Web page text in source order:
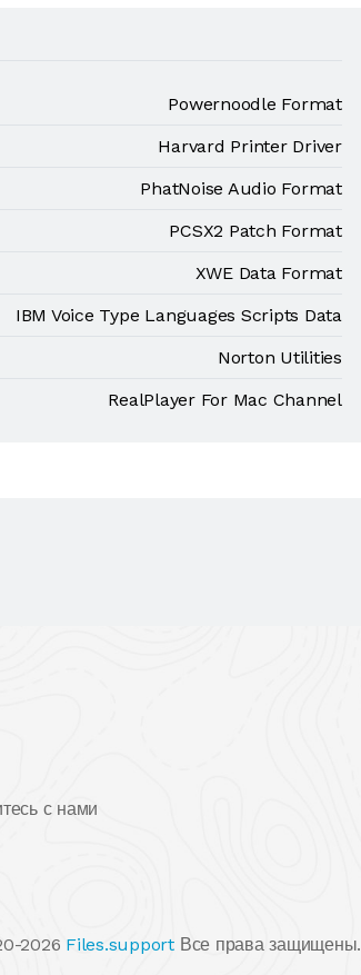
Powernoodle Format
Harvard Printer Driver
PhatNoise Audio Format
PCSX2 Patch Format
XWE Data Format
IBM Voice Type Languages Scripts Data
Norton Utilities
RealPlayer For Mac Channel
с нами
2026 Files.support Все права защищены.